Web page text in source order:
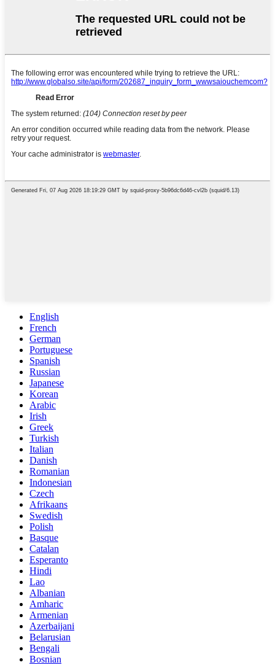
English
French
German
Portuguese
Spanish
Russian
Japanese
Korean
Arabic
Irish
Greek
Turkish
Italian
Danish
Romanian
Indonesian
Czech
Afrikaans
Swedish
Polish
Basque
Catalan
Esperanto
Hindi
Lao
Albanian
Amharic
Armenian
Azerbaijani
Belarusian
Bengali
Bosnian